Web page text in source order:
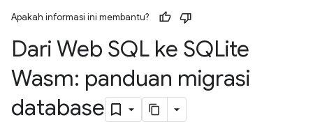
Apakah informasi ini membantu?
Dari Web SQL ke SQLite
Wasm: panduan migrasi
database